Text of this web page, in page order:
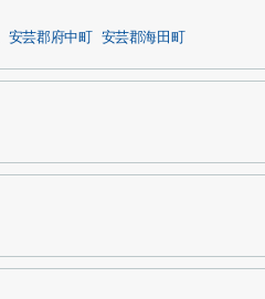
安芸郡府中町 安芸郡海田町